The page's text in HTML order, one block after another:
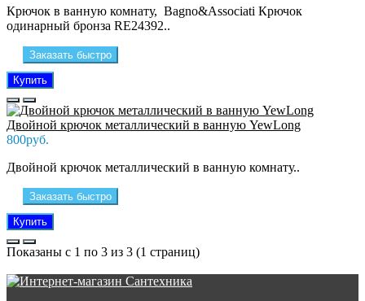
Крючок в ванную комнату, Bagno&Associati Крючок
одинарный бронза RE24392..
Заказать быстро
Купить
Двойной крючок металлический в ванную YewLong
800руб.
Двойной крючок металлический в ванную комнату..
Заказать быстро
Купить
Показаны с 1 по 3 из 3 (1 страниц)